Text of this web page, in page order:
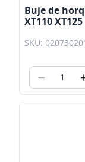
Buje de
XT110
SKU: